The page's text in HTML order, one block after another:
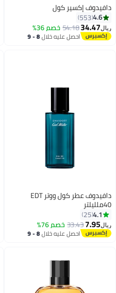
دافيدوف إكسير كول
4.6
553
ريال34.47
54.18خصم 36%
احصل عليه خلال 8 - 9
اغسطس
دافيدوف عطر كول ووتر EDT
40ملليلتر
4.1
25
ريال7.95
33.43خصم 76%
احصل عليه خلال 8 - 9